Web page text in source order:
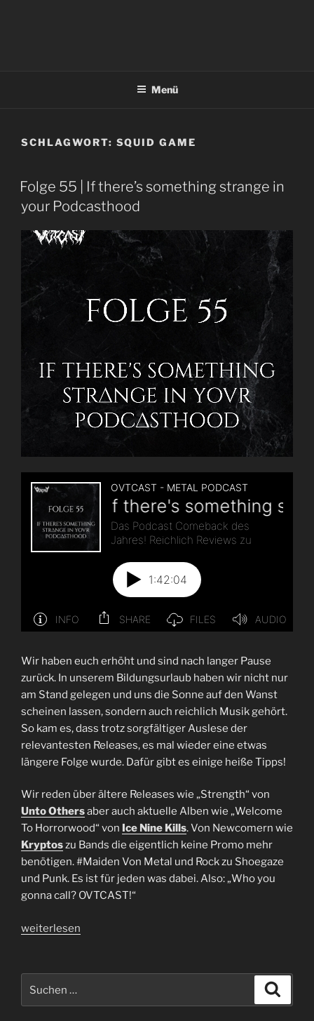
Menü
SCHLAGWORT: SQUID GAME
Folge 55 | If there’s something strange in
your Podcasthood
Wir haben euch erhöht und sind nach langer Pause
zurück. In unserem Bildungsurlaub haben wir nicht nur
am Stand gelegen und uns die Sonne auf den Wanst
scheinen lassen, sondern auch reichlich Musik gehört.
So kam es, dass trotz sorgfältiger Auslese der
relevantesten Releases, es mal wieder eine etwas
längere Folge wurde. Dafür gibt es einige heiße Tipps!
Wir reden über ältere Releases wie „Strength“ von
Unto Othersaber auch aktuelle Alben wie „Welcome
To Horrorwood“ von Ice Nine Kills. Von Newcomern wie
Kryptoszu Bands die eigentlich keine Promo mehr
benötigen. #Maiden Von Metal und Rock zu Shoegaze
und Punk. Es ist für jeden was dabei. Also: „Who you
gonna call? OVTCAST!“
„Folge
If
there’s
weiterlesen